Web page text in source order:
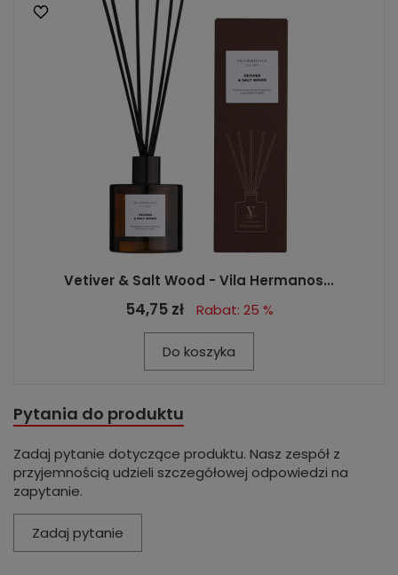
Vetiver & Salt Wood - Vila Hermanos...
54,75 zł Rabat: 25 %
Do koszyka
Pytania do produktu
Zadaj pytanie dotyczące produktu. Nasz zespół z
przyjemnością udzieli szczegółowej odpowiedzi na
zapytanie.
Zadaj pytanie